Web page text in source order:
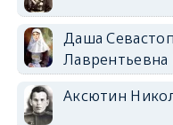
Даша
Аксютин